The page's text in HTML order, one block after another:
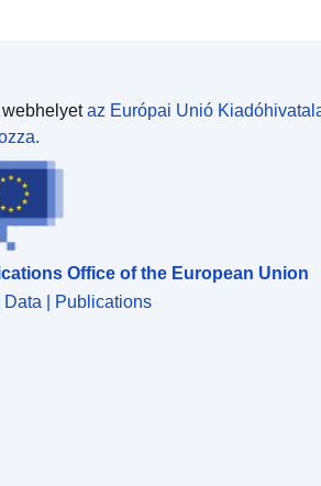
webhelyetaz Európai Unió
Office of the European Union
Data | Publications